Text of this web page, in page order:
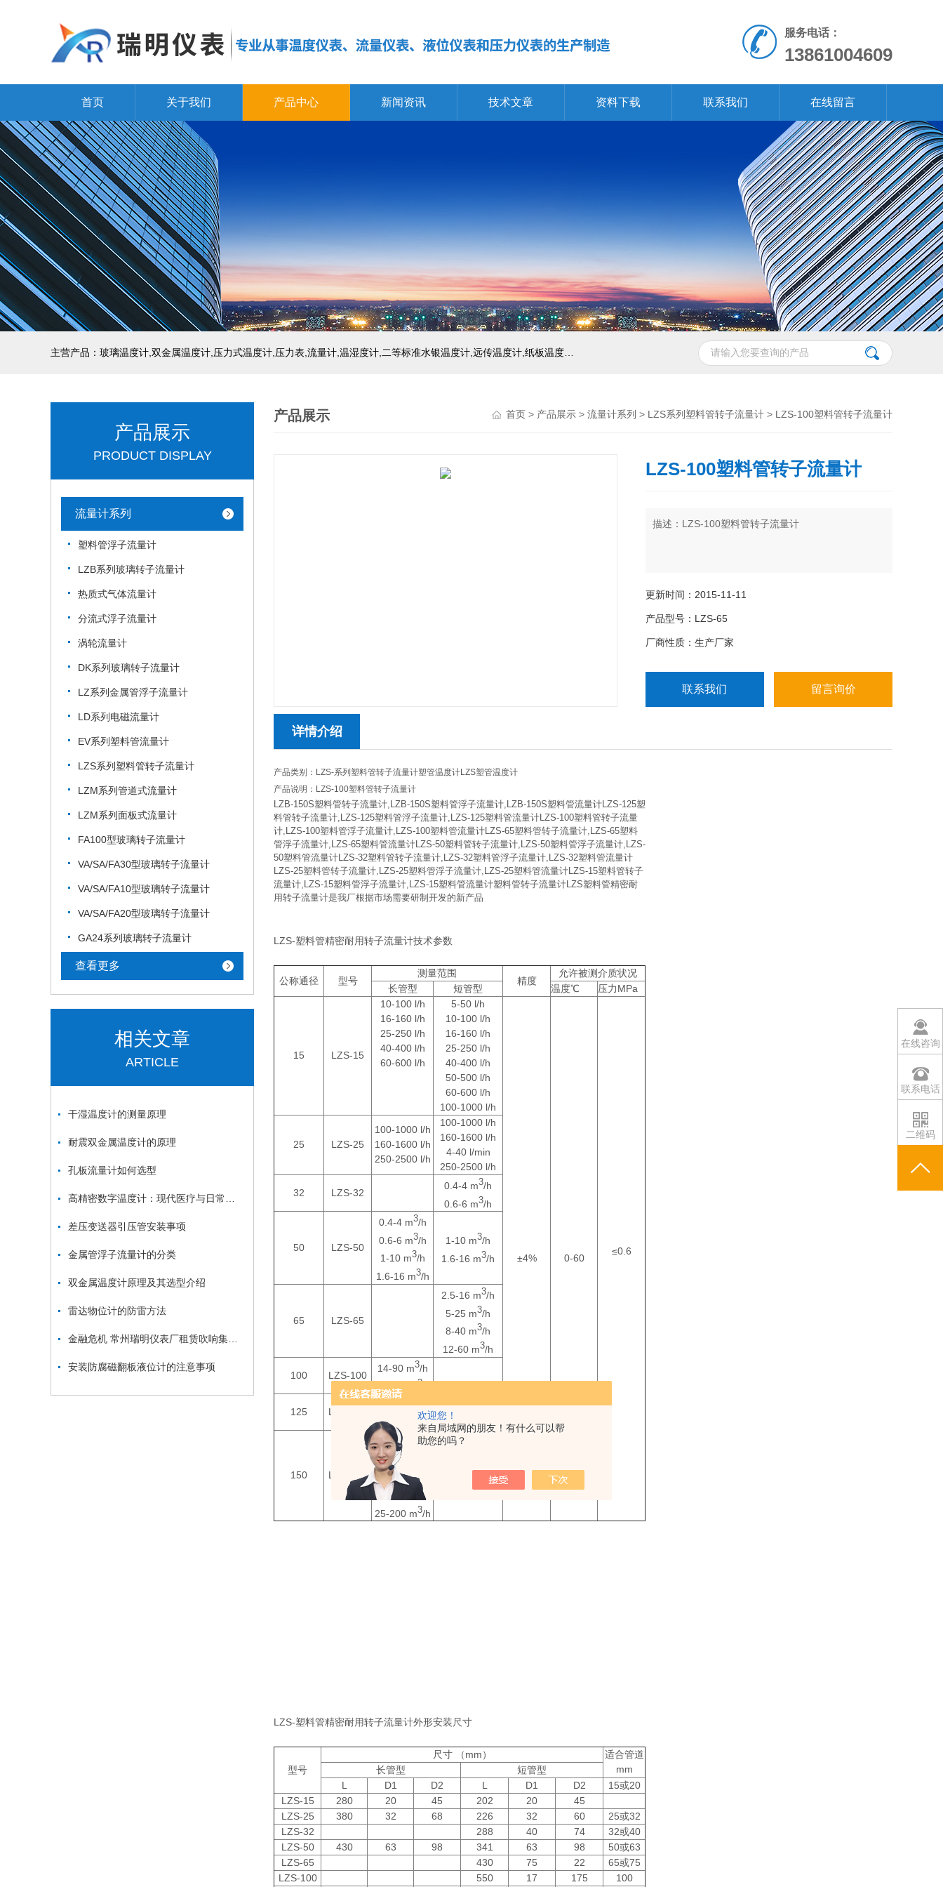
欢迎您！
来自局域网的朋友！有什么可以帮
助您的吗？
服务电话：
13861004609
首页 关于我们 产品中心 新闻资讯 技术文章 资料下载 联系我们 在线留言
产品展示
PRODUCT DISPLAY
流量计系列
塑料管浮子流量计
LZB系列玻璃转子流量计
热质式气体流量计
分流式浮子流量计
涡轮流量计
DK系列玻璃转子流量计
LZ系列金属管浮子流量计
LD系列电磁流量计
EV系列塑料管流量计
LZS系列塑料管转子流量计
LZM系列管道式流量计
LZM系列面板式流量计
FA100型玻璃转子流量计
VA/SA/FA30型玻璃转子流量计
VA/SA/FA10型玻璃转子流量计
VA/SA/FA20型玻璃转子流量计
GA24系列玻璃转子流量计
查看更多
相关文章
ARTICLE
干湿温度计的测量原理
耐震双金属温度计的原理
孔板流量计如何选型
差压变送器引压管安装事项
金属管浮子流量计的分类
双金属温度计原理及其选型介绍
雷达物位计的防雷方法
安装防腐磁翻板液位计的注意事项
产品展示 首页 > 产品展示 > 流量计系列 > LZS系列塑料管转子流量计 > LZS-100塑料管转子流量计
LZS-100塑料管转子流量计
描述：LZS-100塑料管转子流量计
更新时间：2015-11-11
产品型号：LZS-65
厂商性质：生产厂家
联系我们 留言询价
详情介绍
产品类别：LZS-系列塑料管转子流量计塑管温度计LZS塑管温度计
产品说明：LZS-100塑料管转子流量计
LZB-150S塑料管转子流量计,LZB-150S塑料管浮子流量计,LZB-150S塑料管流量计LZS-125塑
料管转子流量计,LZS-125塑料管浮子流量计,LZS-125塑料管流量计LZS-100塑料管转子流量
计,LZS-100塑料管浮子流量计,LZS-100塑料管流量计LZS-65塑料管转子流量计,LZS-65塑料
管浮子流量计,LZS-65塑料管流量计LZS-50塑料管转子流量计,LZS-50塑料管浮子流量计,LZS-
50塑料管流量计LZS-32塑料管转子流量计,LZS-32塑料管浮子流量计,LZS-32塑料管流量计
LZS-25塑料管转子流量计,LZS-25塑料管浮子流量计,LZS-25塑料管流量计LZS-15塑料管转子
流量计,LZS-15塑料管浮子流量计,LZS-15塑料管流量计塑料管转子流量计LZS塑料管精密耐
用转子流量计是我厂根据市场需要研制开发的新产品
LZS-塑料管精密耐用转子流量计技术参数
公称通径 型号
测量范围
精度
允许被测介质状况
长管型
短管型 温度℃ 压力MPa
15 LZS-15
10-100 l/h
16-160 l/h
25-250 l/h
40-400 l/h
60-600 l/h
5-50 l/h
10-100 l/h
16-160 l/h
25-250 l/h
40-400 l/h
50-500 l/h
60-600 l/h
100-1000 l/h
±4% 0-60
≤0.6
25 LZS-25
100-1000 l/h
160-1600 l/h
250-2500 l/h
100-1000 l/h
160-1600 l/h
4-40 l/min
250-2500 l/h
32 LZS-32
0.4-4 m3/h
0.6-6 m3/h
50 LZS-50
0.4-4 m3/h
0.6-6 m3/h
1-10 m3/h
1.6-16 m3/h
1-10 m3/h
1.6-16 m3/h
65 LZS-65
2.5-16 m3/h
5-25 m3/h
8-40 m3/h
12-60 m3/h
100 LZS-100
14-90 m3/h
18-120 m 3
125 LZS-125
25-150 m /h
25-180 m 3/h
150 LZS-150
14-90 m 3/h
18-120 m
25-150 m
25-180 m
/h
25-200 m3/h
LZS-塑料管精密耐用转子流量计外形安装尺寸
型号
尺寸 （mm）
适合管道
mm
长管型
短管型
L
D1 D2 L D1 D2
15或20
LZS-15
280 20 45 202 20
45
LZS-25
380 32 68 226 32 60
25或32
LZS-32
288 40 74
32或40
LZS-50
430 63 98 341 63 98
50或63
LZS-65
430 75 22
65或75
LZS-100
550 17 175
100
在线咨询
联系电话
二维码